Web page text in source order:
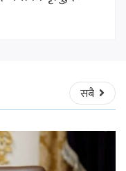
सबै